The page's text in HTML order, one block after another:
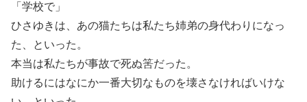
「学校で」
ひさゆきは、あの猫たちは私たち姉弟の身代わりになっ
た、といった。
本当は私たちが事故で死ぬ筈だった。
助けるにはなにか一番大切なものを壊さなければいけな